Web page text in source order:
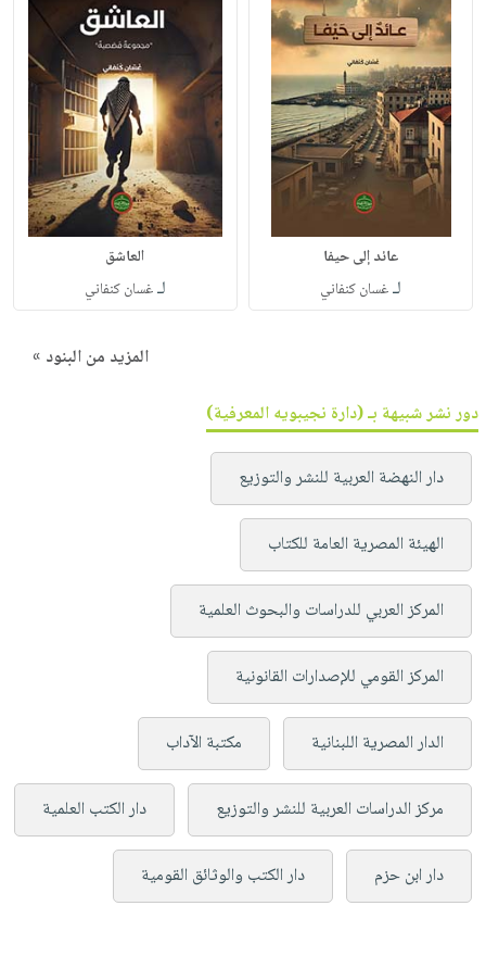
عائد إلى حيفا
لـغسان كنفاني
العاشق
لـغسان كنفاني
المزيد من البنود »
دور نشر شبيهة بـ (دارة نجيبويه المعرفية)
دار النهضة العربية للنشر والتوزيع
الهيئة المصرية العامة للكتاب
المركز العربي للدراسات والبحوث العلمية
المركز القومي للإصدارات القانونية
الدار المصرية اللبنانية مكتبة الآداب
مركز الدراسات العربية للنشر والتوزيع دار الكتب العلمية
دار ابن حزم دار الكتب والوثائق القومية